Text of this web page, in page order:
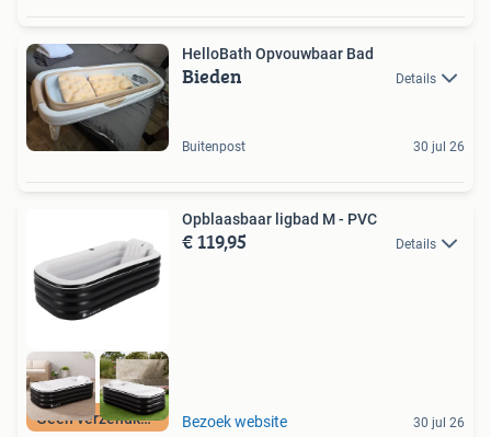
HelloBath Opvouwbaar Bad
Bieden Details
Buitenpost 30 jul 26
Geen verzendkosten
Opblaasbaar ligbad M - PVC
€ 119,95 Details
Bezoek website 30 jul 26